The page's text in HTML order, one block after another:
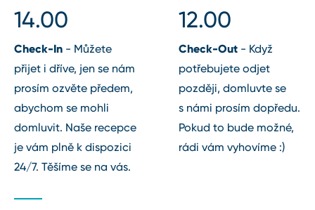
14.00
Check⁠-⁠In ⁠-⁠ Můžete
přijet i dříve, jen se nám
prosím ozvěte předem,
abychom se mohli
domluvit. Naše recepce
je vám plně k dispozici
24/7. Těšíme se na vás.
12.00
Check⁠-⁠Out ⁠-⁠ Když
potřebujete odjet
později, domluvte se
s námi prosím dopředu.
Pokud to bude možné,
rádi vám vyhovíme :)